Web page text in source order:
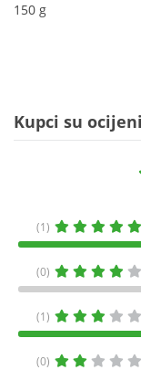
150 g
Kupci su
(1)
(0)
(1)
(0)